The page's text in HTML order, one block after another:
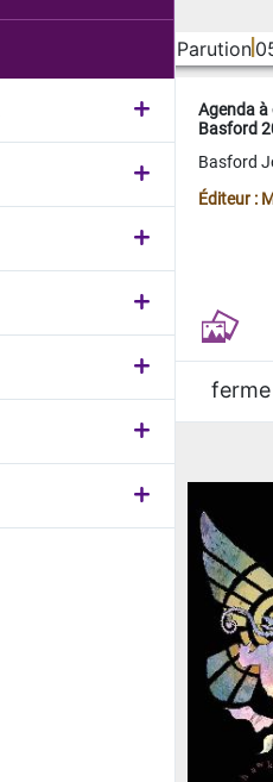
Parution
Agenda
Basford
Basford
Éditeur :
ferme